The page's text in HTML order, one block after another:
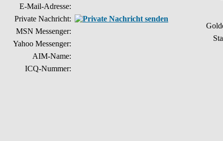
E-Mail-Adresse:
Private Nachricht:
MSN Messenger:
Yahoo Messenger:
AIM-Name:
ICQ-Nummer: